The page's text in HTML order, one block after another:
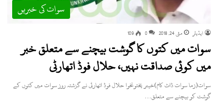
سوات کی خبریں
ایڈیٹر مئی 24, 2018 0
109
سوات میں کتوں کا گوشت بیچنے سے متعلق خبر
میں کوئی صداقت نہیں، حلال فوڈ اتھارٹی
سوات(زما سوات ڈاٹ کام)خیبر پختونخوا حلال فوڈ اتھارٹی نے گزشتہ روز سوات میں کتوں کے
گوشت کو بیچنے سے متعلق…